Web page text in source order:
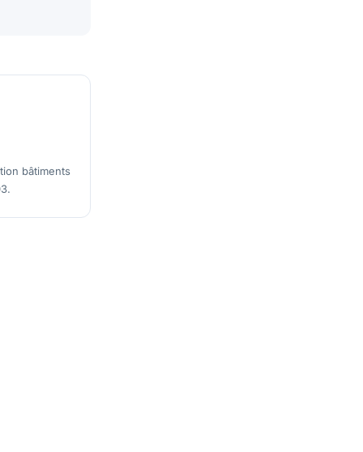
bâtiments